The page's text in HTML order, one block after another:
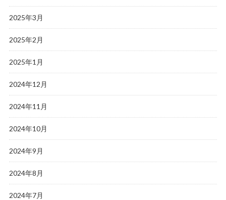
2025年3月
2025年2月
2025年1月
2024年12月
2024年11月
2024年10月
2024年9月
2024年8月
2024年7月